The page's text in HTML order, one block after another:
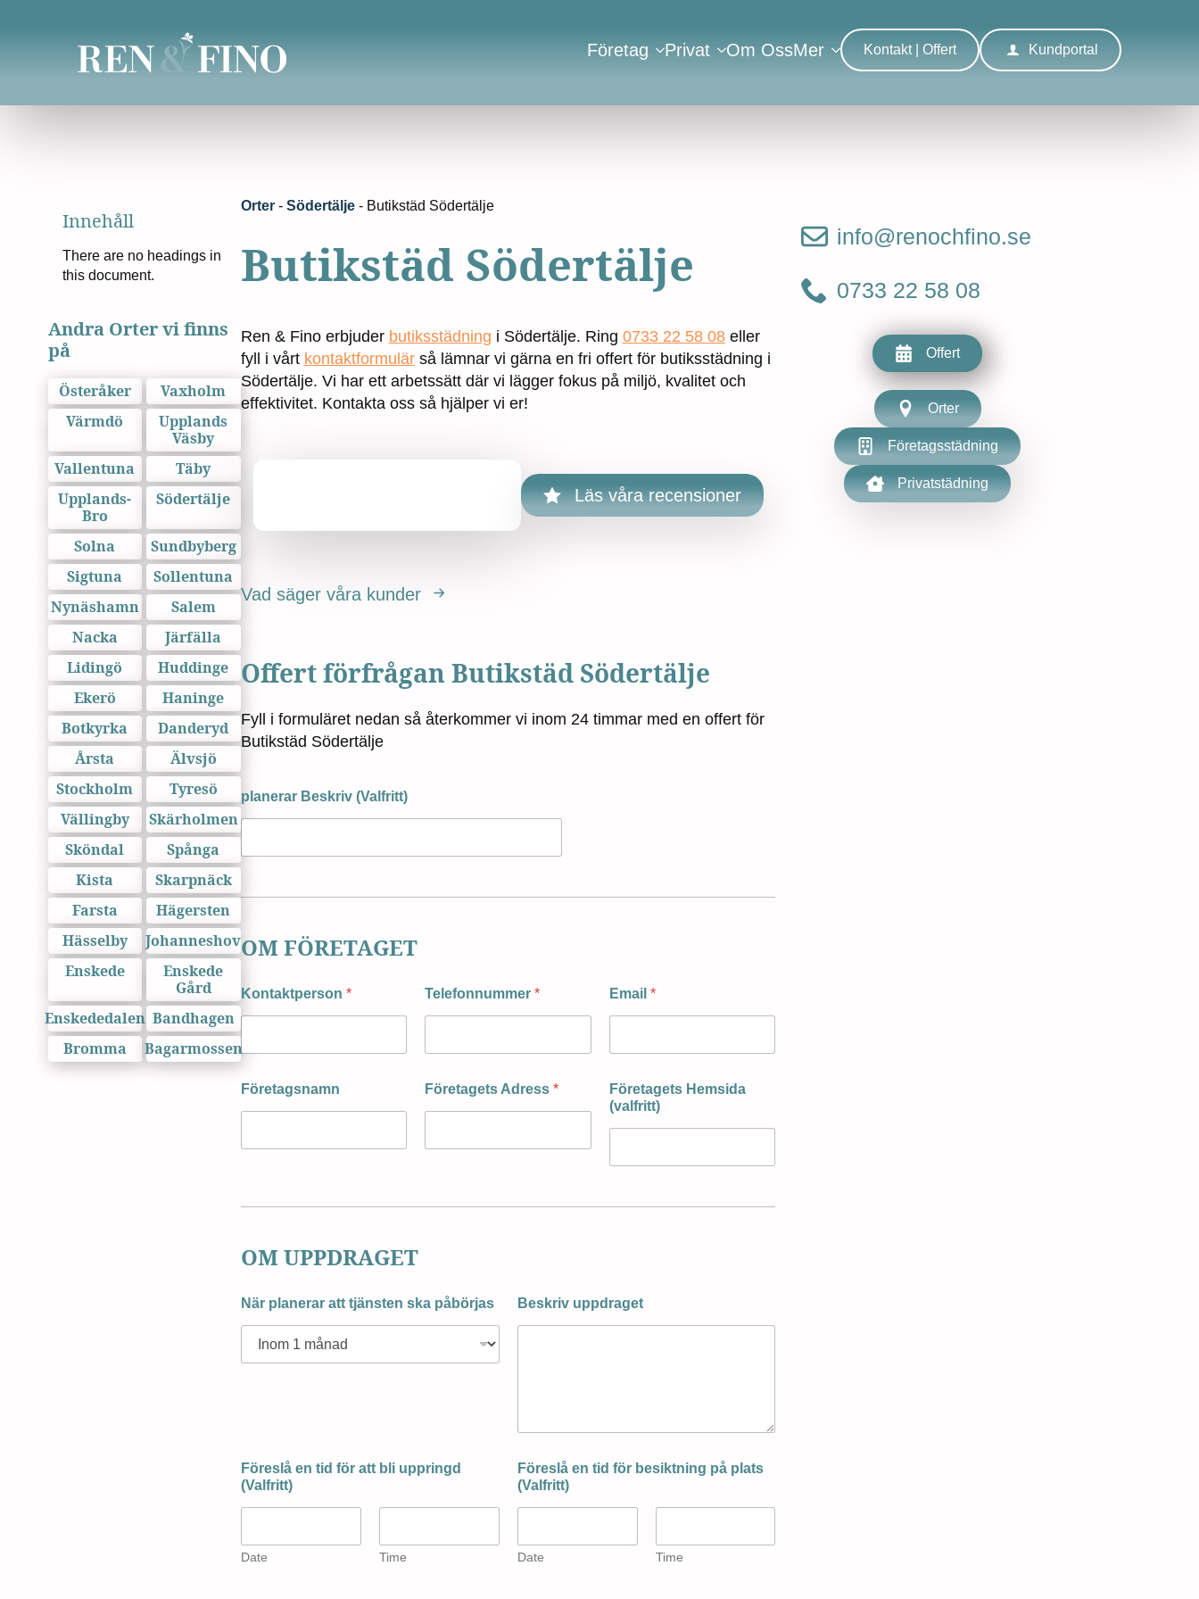
Företag Privat Om OssMer Kontakt | Offert Kundportal
Innehåll
There are no headings in
this document.
Andra Orter vi finns
på
Österåker
Vaxholm
Värmdö
Upplands
Väsby
Vallentuna
Täby
Upplands-
Bro
Södertälje
Solna
Sundbyberg
Sigtuna
Sollentuna
Nynäshamn
Salem
Nacka
Järfälla
Lidingö
Huddinge
Ekerö
Haninge
Botkyrka
Danderyd
Årsta
Älvsjö
Stockholm
Tyresö
Vällingby
Skärholmen
Sköndal
Spånga
Kista
Skarpnäck
Farsta
Hägersten
Hässelby
Johanneshov
Enskede
Enskede
Gård
Enskededalen Bandhagen
Bromma
Bagarmossen
Orter- Södertälje- Butikstäd Södertälje
Butikstäd Södertälje
Ren & Fino erbjuder butiksstädning i Södertälje. Ring 0733 22 58 08eller
fyll i vårt kontaktformulärså lämnar vi gärna en fri offert för butiksstädning i
Södertälje. Vi har ett arbetssätt där vi lägger fokus på miljö, kvalitet och
effektivitet. Kontakta oss så hjälper vi er!
Läs våra recensioner
Vad säger våra kunder
Offert förfrågan Butikstäd Södertälje
Fyll i formuläret nedan så återkommer vi inom 24 timmar med en offert för
Butikstäd Södertälje
planerar Beskriv (Valfritt)
OM FÖRETAGET
Kontaktperson * Telefonnummer* Email *
Företagsnamn Företagets Adress*
Företagets Hemsida
(valfritt)
OM UPPDRAGET
När planerar att tjänsten ska påbörjas Beskriv uppdraget
Föreslå en tid för att bli uppringd
(Valfritt)
Date Time
Föreslå en tid för besiktning på plats
(Valfritt)
Date Time
info@renochfino.se
0733 22 58 08
Offert
Orter
Företagsstädning
Privatstädning